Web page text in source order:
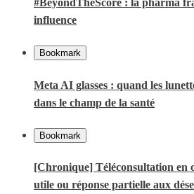
#BeyondTheScore : la pharma
influence
Bookmark
Meta AI glasses : quand les
dans le champ de la santé
Bookmark
[Chronique] Téléconsultation en
utile ou réponse partielle aux